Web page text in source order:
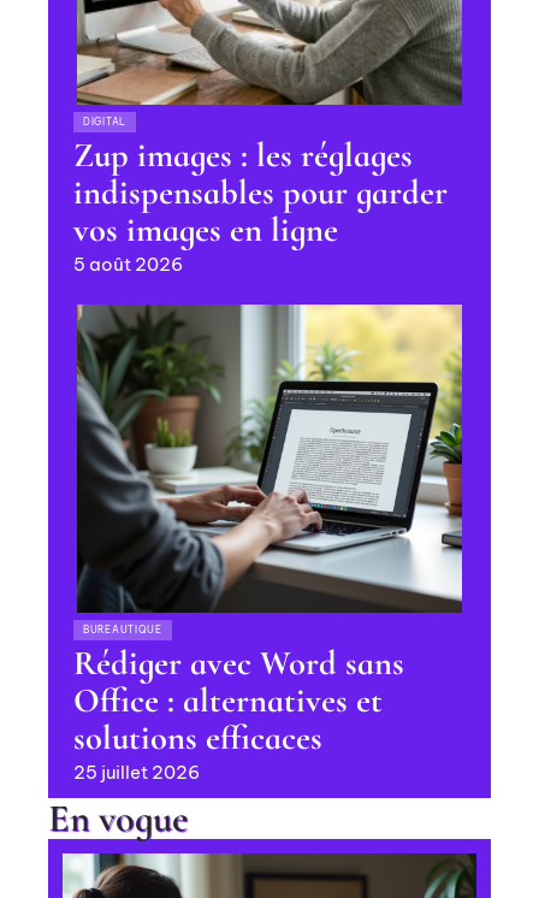
DIGITAL
Zup images : les réglages
indispensables pour garder
vos images en ligne
5 août 2026
BUREAUTIQUE
Rédiger avec Word sans
Office : alternatives et
solutions efficaces
25 juillet 2026
En vogue